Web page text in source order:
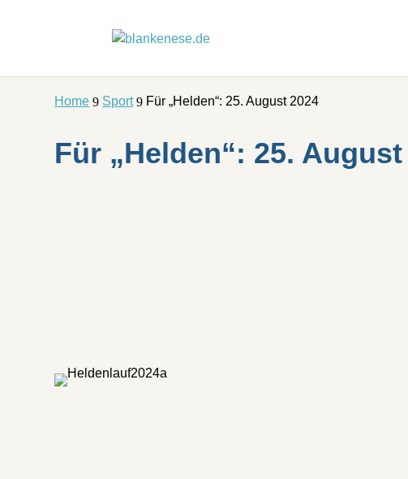
Home 9 Sport 9 Für „Helden“: 25. August 2024
Für „Helden“: 25. August